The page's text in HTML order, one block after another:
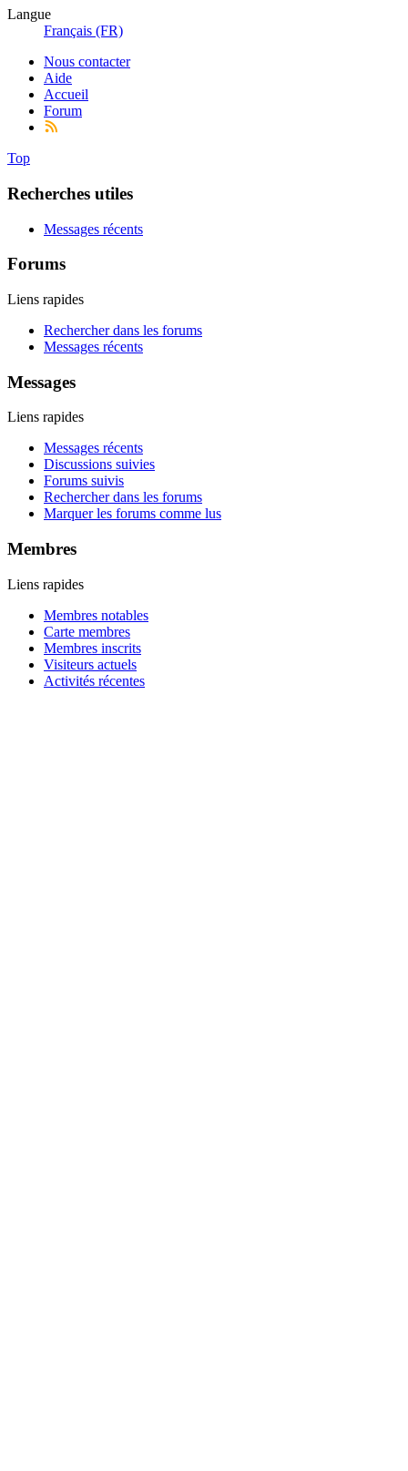
Langue
Français (FR)
Nous contacter
Aide
Accueil
Forum
Top
Recherches utiles
Messages récents
Forums
Liens rapides
Rechercher dans les forums
Messages récents
Messages
Liens rapides
Messages récents
Discussions suivies
Forums suivis
Rechercher dans les forums
Marquer les forums comme lus
Membres
Liens rapides
Membres notables
Carte membres
Membres inscrits
Visiteurs actuels
Activités récentes